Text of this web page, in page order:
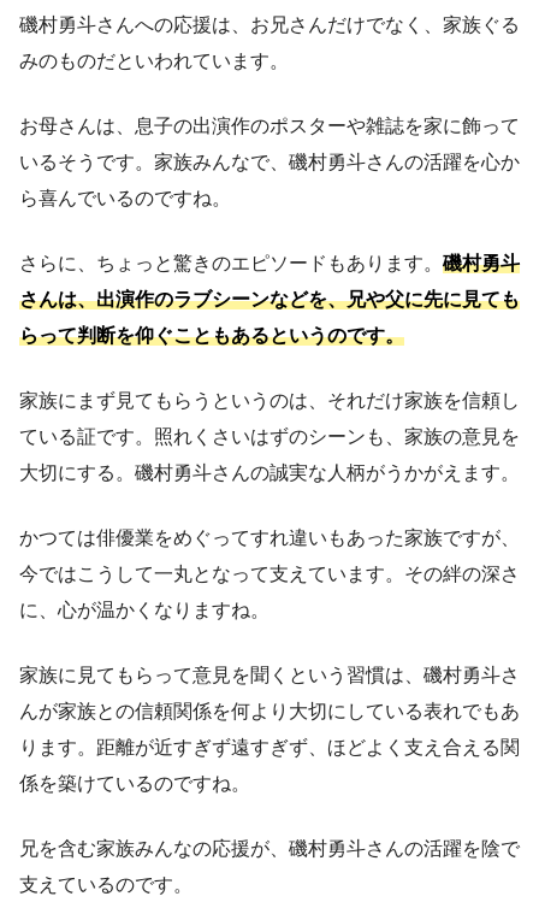
磯村勇斗さんへの応援は、お兄さんだけでなく、家族ぐる
みのものだといわれています。
お母さんは、息子の出演作のポスターや雑誌を家に飾って
いるそうです。家族みんなで、磯村勇斗さんの活躍を心か
ら喜んでいるのですね。
さらに、ちょっと驚きのエピソードもあります。 磯村勇斗
さんは、出演作のラブシーンなどを、兄や父に先に見ても
らって判断を仰ぐこともあるというのです。
家族にまず見てもらうというのは、それだけ家族を信頼し
ている証です。照れくさいはずのシーンも、家族の意見を
大切にする。磯村勇斗さんの誠実な人柄がうかがえます。
かつては俳優業をめぐってすれ違いもあった家族ですが、
今ではこうして一丸となって支えています。その絆の深さ
に、心が温かくなりますね。
家族に見てもらって意見を聞くという習慣は、磯村勇斗さ
んが家族との信頼関係を何より大切にしている表れでもあ
ります。距離が近すぎず遠すぎず、ほどよく支え合える関
係を築けているのですね。
兄を含む家族みんなの応援が、磯村勇斗さんの活躍を陰で
支えているのです。